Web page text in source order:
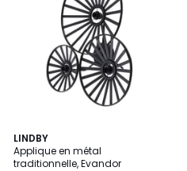
LINDBY
Applique en métal
traditionnelle, Evandor